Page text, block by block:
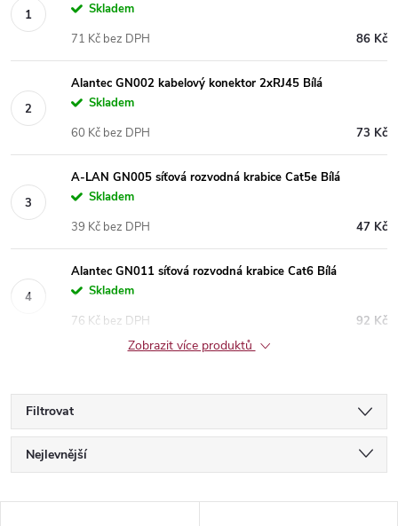
Skladem
86 Kč
71 Kč bez DPH
Alantec GN002 kabelový konektor 2xRJ45 Bílá
Skladem
73 Kč
60 Kč bez DPH
A-LAN GN005 síťová rozvodná krabice Cat5e Bílá
Skladem
47 Kč
39 Kč bez DPH
Alantec GN011 síťová rozvodná krabice Cat6 Bílá
Skladem
92 Kč
76 Kč bez DPH
Zobrazit více produktů
Filtrovat
Ř
a
Nejlevnější